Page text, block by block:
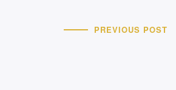
PREVIOUS POST